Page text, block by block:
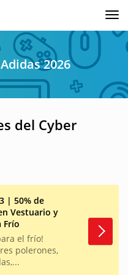
2026
del Cyber
| 50% de
Vestuario y
Frío
el frío!
polerones,